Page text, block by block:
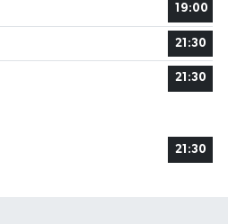
19:00
21:30
21:30
21:30